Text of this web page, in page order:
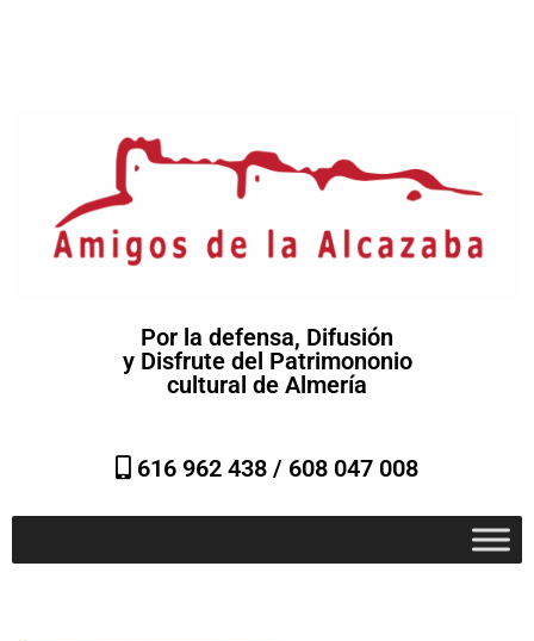
Por la defensa, Difusión
y Disfrute del Patrimononio
cultural de Almería
616 962 438 / 608 047 008